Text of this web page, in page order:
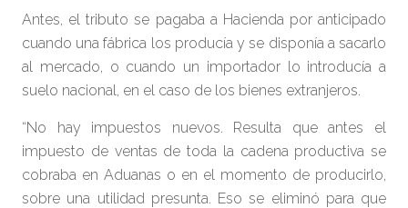
Antes, el tributo se pagaba a Hacienda por anticipado
cuando una fábrica los producía y se disponía a sacarlo
al mercado, o cuando un importador lo introducía a
suelo nacional, en el caso de los bienes extranjeros.
“No hay impuestos nuevos. Resulta que antes el
impuesto de ventas de toda la cadena productiva se
cobraba en Aduanas o en el momento de producirlo,
sobre una utilidad presunta. Eso se eliminó para que